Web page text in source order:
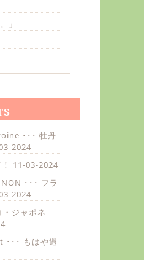
」
･･･ 牡丹
2024
11-03-2024
･･･ フラ
2024
・ジャポネ
･･･ もはや過